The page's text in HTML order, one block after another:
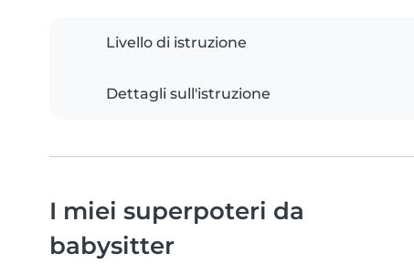
Livello di istruzione
Dettagli sull'istruzione
I miei superpoteri da
babysitter